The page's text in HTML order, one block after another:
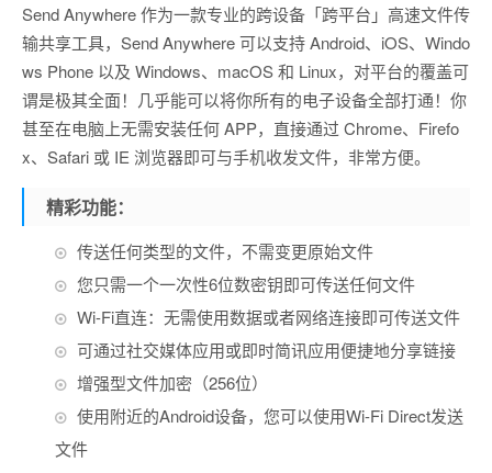
Send Anywhere 作为一款专业的跨设备「跨平台」高速文件传
输共享工具，Send Anywhere 可以支持 Android、iOS、Windo
ws Phone 以及 Windows、macOS 和 Linux，对平台的覆盖可
谓是极其全面！几乎能可以将你所有的电子设备全部打通！你
甚至在电脑上无需安装任何 APP，直接通过 Chrome、Firefo
x、Safari 或 IE 浏览器即可与手机收发文件，非常方便。
精彩功能：
传送任何类型的文件，不需变更原始文件
您只需一个一次性6位数密钥即可传送任何文件
Wi-Fi直连：无需使用数据或者网络连接即可传送文件
可通过社交媒体应用或即时简讯应用便捷地分享链接
增强型文件加密（256位）
使用附近的Android设备，您可以使用Wi-Fi Direct发送
文件